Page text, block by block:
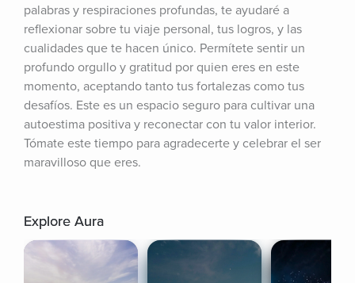
palabras y respiraciones profundas, te ayudaré a
reflexionar sobre tu viaje personal, tus logros, y las
cualidades que te hacen único. Permítete sentir un
profundo orgullo y gratitud por quien eres en este
momento, aceptando tanto tus fortalezas como tus
desafíos. Este es un espacio seguro para cultivar una
autoestima positiva y reconectar con tu valor interior.
Tómate este tiempo para agradecerte y celebrar el ser
maravilloso que eres.
Explore Aura